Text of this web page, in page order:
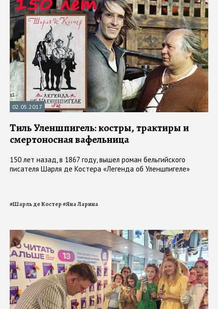
02.05.2017
Тиль Уленшпигель: костры, трактиры и
смертоносная вафельница
150 лет назад, в 1867 году, вышел роман бельгийского
писателя Шарля де Костера «Легенда об Уленшпигеле»
#Шарль де Костер#Яна Ларина